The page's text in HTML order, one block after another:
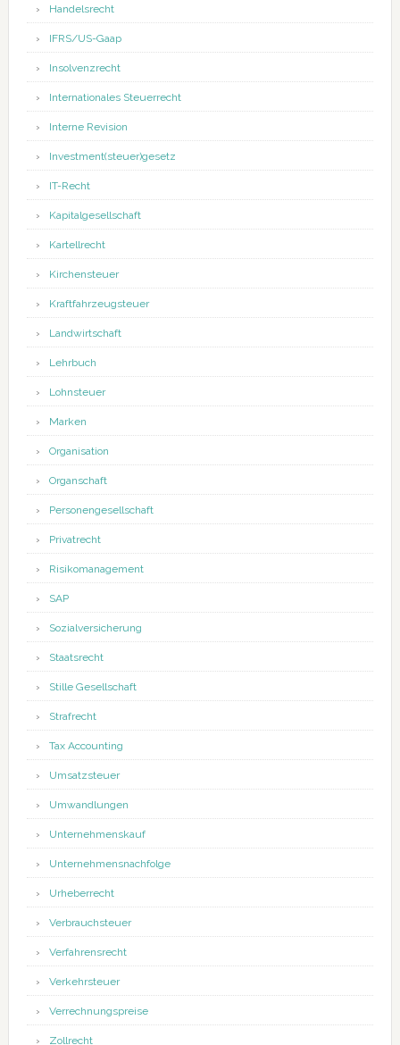
Handelsrecht
IFRS/US-Gaap
Insolvenzrecht
Internationales Steuerrecht
Interne Revision
Investment(steuer)gesetz
IT-Recht
Kapitalgesellschaft
Kartellrecht
Kirchensteuer
Kraftfahrzeugsteuer
Landwirtschaft
Lehrbuch
Lohnsteuer
Marken
Organisation
Organschaft
Personengesellschaft
Privatrecht
Risikomanagement
SAP
Sozialversicherung
Staatsrecht
Stille Gesellschaft
Strafrecht
Tax Accounting
Umsatzsteuer
Umwandlungen
Unternehmenskauf
Unternehmensnachfolge
Urheberrecht
Verbrauchsteuer
Verfahrensrecht
Verkehrsteuer
Verrechnungspreise
Zollrecht